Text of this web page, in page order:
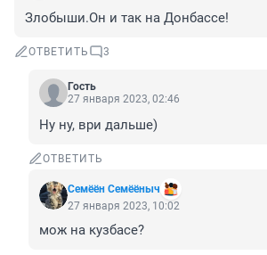
Злобыши.Он и так на Донбассе!
ОТВЕТИТЬ 3
Гость
27 января 2023, 02:46
Ну ну, ври дальше)
ОТВЕТИТЬ
Семёён Семёёныч
27 января 2023, 10:02
мож на кузбасе?